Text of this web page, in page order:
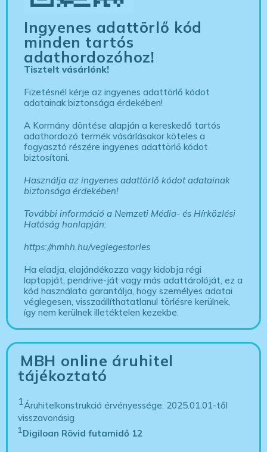
Ingyenes adattörlő kód
minden tartós
adathordozóhoz!
Tisztelt vásárlónk!
Fizetésnél kérje az ingyenes adattörlő kódot
adatainak biztonsága érdekében!
A Kormány döntése alapján a kereskedő tartós
adathordozó termék vásárlásakor köteles a
fogyasztó részére ingyenes adattörlő kódot
biztosítani.
Használja az ingyenes adattörlő kódot adatainak
biztonsága érdekében!
További információ a Nemzeti Média- és Hírközlési
Hatóság honlapján:
https://nmhh.hu/veglegestorles
Ha eladja, elajándékozza vagy kidobja régi
laptopját, pendrive-ját vagy más adattárolóját, ez a
kód használata garantálja, hogy személyes adatai
véglegesen, visszaállíthatatlanul törlésre kerülnek,
így nem kerülnek illetéktelen kezekbe.
MBH online áruhitel
tájékoztató
1Áruhitelkonstrukció érvényessége: 2025.01.01-től
visszavonásig
1Digiloan Rövid futamidő 12